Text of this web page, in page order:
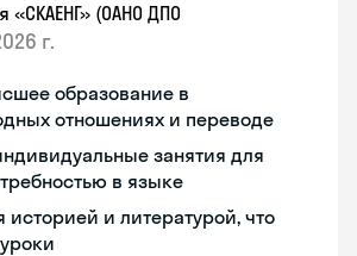
«СКАЕНГ» (ОАНО ДПО
г.
образование в
отношениях и переводе
занятия для
в языке
историей и литературой, что